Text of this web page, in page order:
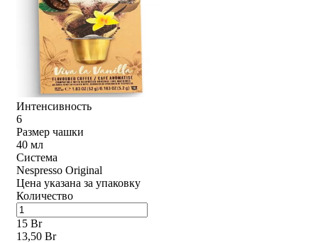
Интенсивность
6
Размер чашки
40 мл
Система
Nespresso Original
Цена указана за упаковку
Количество
15 Br
13,50 Br